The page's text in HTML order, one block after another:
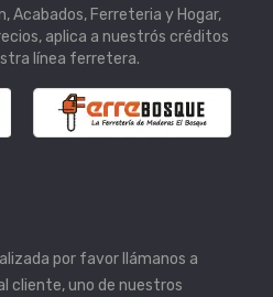
Acabados, Ferreteria y Hogar,
aplica a nuestrós créditos
línea ferretera.
por favor llámanos a
cliente, uno de nuestros